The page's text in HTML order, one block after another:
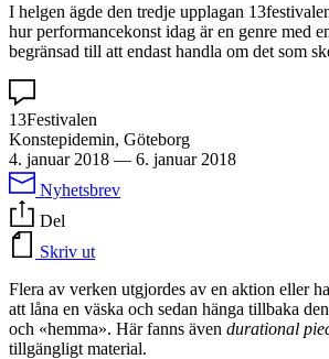
I helgen ägde den tredje upplagan
hur performancekonst idag är en genre med
begränsad till att endast handla om det som
13Festivalen
Konstepidemin, Göteborg
4. januar 2018 — 6. januar 2018
Nyhetsbrev
Del
Skriv ut
Flera av verken utgjordes av en aktion eller
att låna en väska och sedan hänga tillbaka
och «hemma». Här fanns även durational
tillgängligt material.